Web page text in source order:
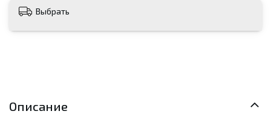
Выбрать
Описание